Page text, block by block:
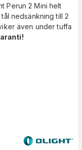
Perun 2 Mini helt
nedsänkning till 2
även under tuffa